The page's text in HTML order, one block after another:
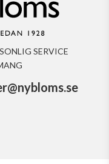
SERVICE